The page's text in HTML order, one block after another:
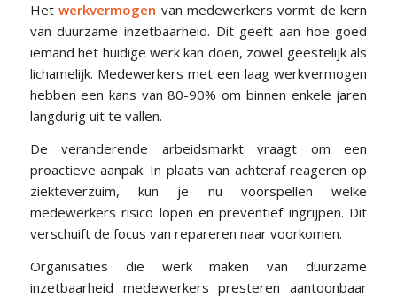
Hetwerkvermogen van medewerkers vormt de kern
van duurzame inzetbaarheid. Dit geeft aan hoe goed
iemand het huidige werk kan doen, zowel geestelijk als
lichamelijk. Medewerkers met een laag werkvermogen
hebben een kans van 80-90% om binnen enkele jaren
langdurig uit te vallen.
De veranderende arbeidsmarkt vraagt om een
proactieve aanpak. In plaats van achteraf reageren op
ziekteverzuim, kun je nu voorspellen welke
medewerkers risico lopen en preventief ingrijpen. Dit
verschuift de focus van repareren naar voorkomen.
Organisaties die werk maken van duurzame
inzetbaarheid medewerkers presteren aantoonbaar